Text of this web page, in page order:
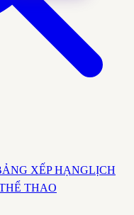
XẾP HẠNGLỊCH
THAO